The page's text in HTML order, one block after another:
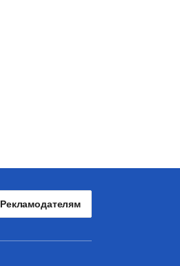
Рекламодателям